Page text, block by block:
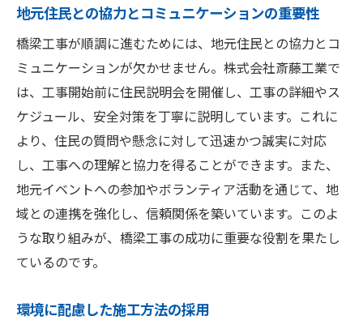
の役割
未来を見据えたプロジェクトの意義
社会的責任と企業の取り組み
地域社会への貢献と影響
斎藤工業の長期ビジョンと戦略
持続可能なインフラの実現
未来の交通インフラを支える人材育成
地元住民との協力とコミュニケーションの重要性
橋梁工事が順調に進むためには、地元住民との協力とコ
ミュニケーションが欠かせません。株式会社斎藤工業で
は、工事開始前に住民説明会を開催し、工事の詳細やス
ケジュール、安全対策を丁寧に説明しています。これに
より、住民の質問や懸念に対して迅速かつ誠実に対応
し、工事への理解と協力を得ることができます。また、
地元イベントへの参加やボランティア活動を通じて、地
域との連携を強化し、信頼関係を築いています。このよ
うな取り組みが、橋梁工事の成功に重要な役割を果たし
ているのです。
環境に配慮した施工方法の採用